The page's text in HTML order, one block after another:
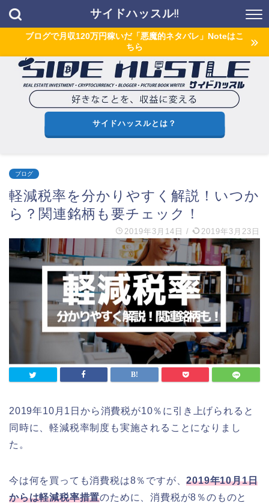
サイドハッスル!!
ブログで月収120万円稼いだ「悪魔的ネタバレ」Noteはこ
ちら
サイドハッスルとは？
ブログ
軽減税率を分かりやすく解説！いつか
ら？関連銘柄も要チェック！
2019年3月14日 / 2019年3月23日
2019年10月1日から消費税が10％に引き上げられると
同時に、軽減税率制度も実施されることになりまし
た。
今は何を買っても消費税は8％ですが、2019年10月1日
からは軽減税率措置のために、消費税が8％のものと